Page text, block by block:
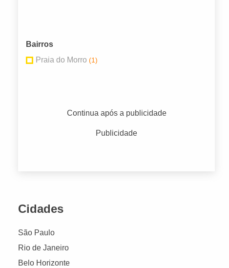
Bairros
Praia do Morro (1)
Continua após a publicidade
Publicidade
Cidades
São Paulo
Rio de Janeiro
Belo Horizonte